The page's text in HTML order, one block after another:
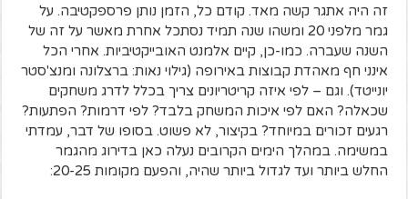
זה היה אתגר קשה מאד. קודם כל, הזמן נותן פרספקטיבה. על
גמר מלפני 20 ומשהו שנה תמיד נסתכל אחרת מאשר על זה של
השנה שעברה. כמו-כן, קיים אלמנט האובייקטיביות. אחרי הכל
אינני חף מאהדת קבוצות באירופה (גילוי נאות: ברצלונה ומנצ'סטר
יונייטד). וגם – לפי איזה קריטריונים צריך בכלל לדרג משחקים
שכאלה? האם לפי איכות המשחק בלבד? לפי דרמות? הפתעות?
רגעים זכורים במיוחד? בקיצור, לא פשוט. בסופו של דבר, עמדתי
במשימה. במהלך הימים הקרובים נעלה כאן בדירוג מהגמר
החלש ביותר ועד לגדול ביותר שהיה, והפעם מקומות 20-25: